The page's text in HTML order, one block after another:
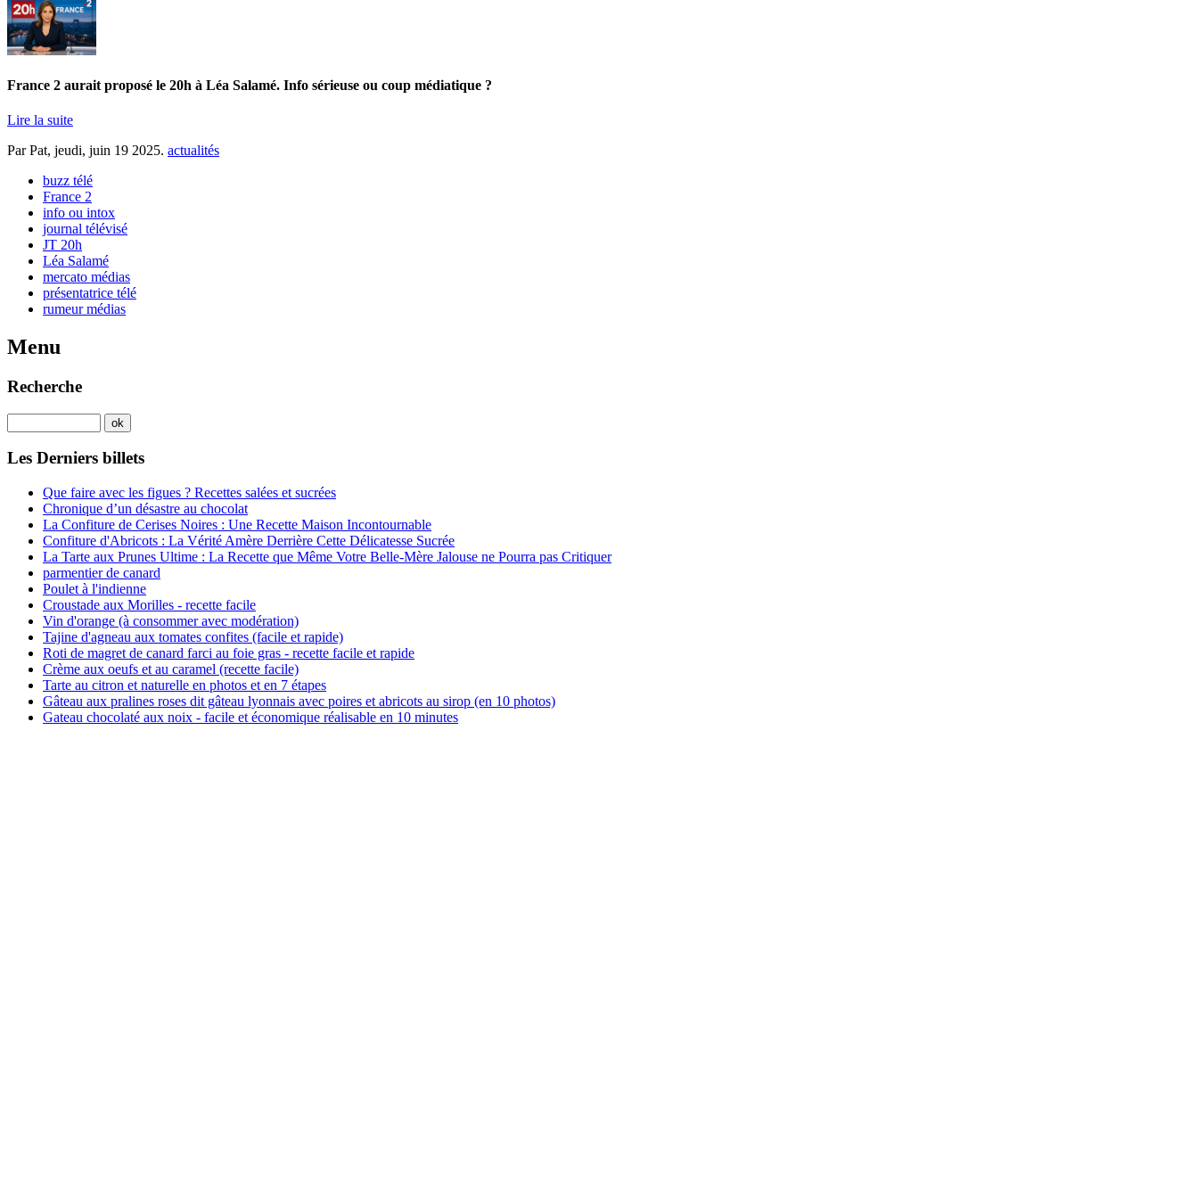
France 2 aurait proposé le 20h à Léa Salamé. Info sérieuse ou coup médiatique ?
Lire la suite
Par Pat, jeudi, juin 19 2025. actualités
buzz télé
France 2
info ou intox
journal télévisé
JT 20h
Léa Salamé
mercato médias
présentatrice télé
rumeur médias
Menu
Recherche
Les Derniers billets
Que faire avec les figues ? Recettes salées et sucrées
Chronique d’un désastre au chocolat
La Confiture de Cerises Noires : Une Recette Maison Incontournable
Confiture d'Abricots : La Vérité Amère Derrière Cette Délicatesse Sucrée
La Tarte aux Prunes Ultime : La Recette que Même Votre Belle-Mère Jalouse ne Pourra pas Critiquer
parmentier de canard
Poulet à l'indienne
Croustade aux Morilles - recette facile
Vin d'orange (à consommer avec modération)
Tajine d'agneau aux tomates confites (facile et rapide)
Roti de magret de canard farci au foie gras - recette facile et rapide
Crème aux oeufs et au caramel (recette facile)
Tarte au citron et naturelle en photos et en 7 étapes
Gâteau aux pralines roses dit gâteau lyonnais avec poires et abricots au sirop (en 10 photos)
Gateau chocolaté aux noix - facile et économique réalisable en 10 minutes